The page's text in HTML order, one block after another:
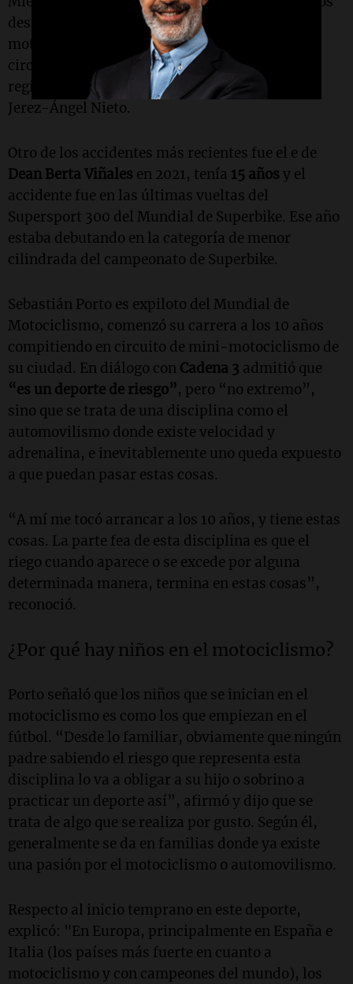
después, en plena competencia, tras caer de su
moto y también ser arrollado por otra, en el
circuito de Jerez. Fue durante las pruebas
regionales del Supersport 300, en el circuito de
Jerez-Ángel Nieto.
Otro de los accidentes más recientes fue el e de
Dean Berta Viñales en 2021, tenía 15 años y el
accidente fue en las últimas vueltas del
Supersport 300 del Mundial de Superbike. Ese año
estaba debutando en la categoría de menor
cilindrada del campeonato de Superbike.
Sebastián Porto es expiloto del Mundial de
Motociclismo, comenzó su carrera a los 10 años
compitiendo en circuito de mini-motociclismo de
su ciudad. En diálogo con Cadena 3 admitió que
“es un deporte de riesgo”, pero “no extremo”,
sino que se trata de una disciplina como el
automovilismo donde existe velocidad y
adrenalina, e inevitablemente uno queda expuesto
a que puedan pasar estas cosas.
“A mí me tocó arrancar a los 10 años, y tiene estas
cosas. La parte fea de esta disciplina es que el
riego cuando aparece o se excede por alguna
determinada manera, termina en estas cosas”,
reconoció.
¿Por qué hay niños en el motociclismo?
Porto señaló que los niños que se inician en el
motociclismo es como los que empiezan en el
fútbol. “Desde lo familiar, obviamente que ningún
padre sabiendo el riesgo que representa esta
disciplina lo va a obligar a su hijo o sobrino a
practicar un deporte así”, afirmó y dijo que se
trata de algo que se realiza por gusto. Según él,
generalmente se da en familias donde ya existe
una pasión por el motociclismo o automovilismo.
Respecto al inicio temprano en este deporte,
explicó: "En Europa, principalmente en España e
Italia (los países más fuerte en cuanto a
motociclismo y con campeones del mundo), los